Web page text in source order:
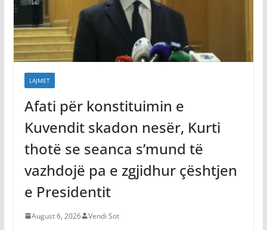
LAJMET
Afati për konstituimin e
Kuvendit skadon nesër, Kurti
thotë se seanca s’mund të
vazhdojë pa e zgjidhur çështjen
e Presidentit
August 6, 2026 Vendi Sot